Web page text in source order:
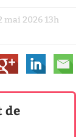
mai 2026 13h
de